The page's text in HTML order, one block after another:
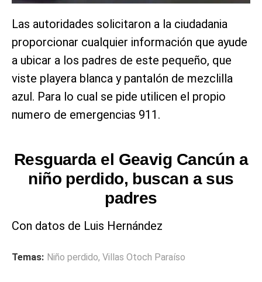
Las autoridades solicitaron a la ciudadania
proporcionar cualquier información que ayude
a ubicar a los padres de este pequeño, que
viste playera blanca y pantalón de mezclilla
azul. Para lo cual se pide utilicen el propio
numero de emergencias 911.
Resguarda el Geavig Cancún a
niño perdido, buscan a sus
padres
Con datos de Luis Hernández
Temas: Niño perdido, Villas Otoch Paraíso